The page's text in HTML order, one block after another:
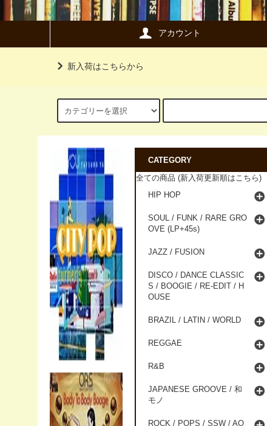
アカウント
新入荷はこちらから
CATEGORY
全ての商品 (新入荷更新順はこちら)
HIP HOP
SOUL / FUNK / RARE GRO
OVE (LP+45s)
JAZZ / FUSION
DISCO / DANCE CLASSIC
S / BOOGIE / RE-EDIT / H
OUSE
BRAZIL / LATIN / WORLD
REGGAE
R&B
JAPANESE GROOVE / 和
モノ
ROCK / POPS / SSW / AO